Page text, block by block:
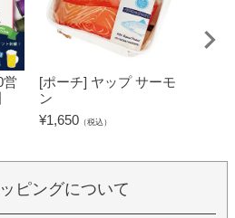
営
[ポーチ] ヤップ サーモ
ン
¥1,650 （税込）
ピングについて